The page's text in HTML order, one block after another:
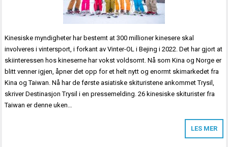
Kinesiske myndigheter har bestemt at 300 millioner kinesere skal
involveres i vintersport, i forkant av Vinter-OL i Bejing i 2022. Det har gjort at
skiinteressen hos kineserne har vokst voldsomt. Nå som Kina og Norge er
blitt venner igjen, åpner det opp for et helt nytt og enormt skimarkedet fra
Kina og Taiwan. Nå har de første asiatiske skituristene ankommet Trysil,
skriver Destinasjon Trysil i en pressemelding. 26 kinesiske skiturister fra
Taiwan er denne uken…
LES MER